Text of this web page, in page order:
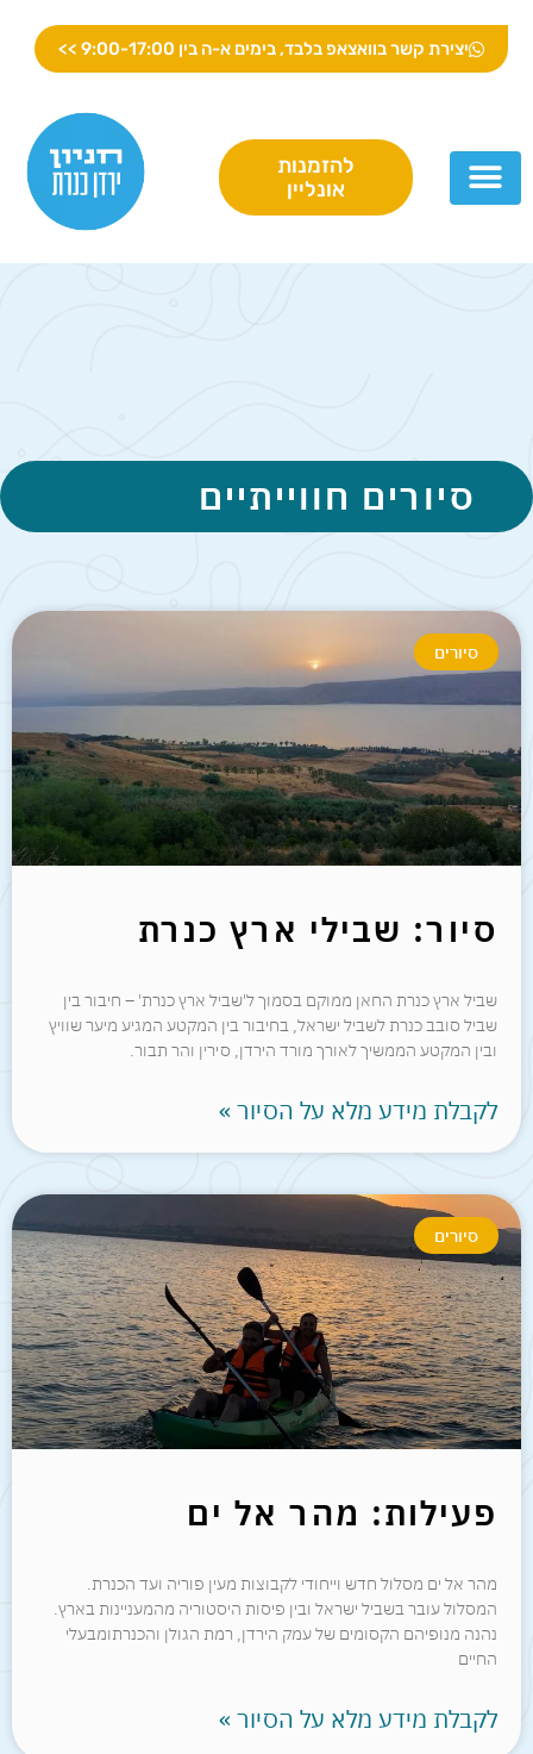
קמפינג
ופעילויות
יצירת קשר בוואצאפ בלבד, בימים א-ה בין 9:00-17:00 >>
להזמנות
אונליין
סיורים חווייתיים
סיורים
סיור: שבילי ארץ כנרת
שביל ארץ כנרת החאן ממוקם בסמוך ל'שביל ארץ כנרת' – חיבור בין
שביל סובב כנרת לשביל ישראל, בחיבור בין המקטע המגיע מיער שוויץ
ובין המקטע הממשיך לאורך מורד הירדן, סירין והר תבור.
לקבלת מידע מלא על הסיור »
סיורים
פעילות: מהר אל ים
מהר אל ים מסלול חדש וייחודי לקבוצות מעין פוריה ועד הכנרת.
המסלול עובר בשביל ישראל ובין פיסות היסטוריה מהמעניינות בארץ.
נהנה מנופיהם הקסומים של עמק הירדן, רמת הגולן והכנרתומבעלי
החיים
לקבלת מידע מלא על הסיור »